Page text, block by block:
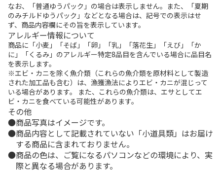
なお、「普通ゆうパック」の場合は表示しません。また、「夏期
のみチルドゆうパック」などとなる場合は、記号での表示はせ
ず、商品内容欄にその旨を表示しています。
アレルギー情報について
商品に「小麦」「そば」「卵」「乳」「落花生」「えび」「か
に」「くるみ」のアレルギー特定8品目を含んでいる場合に品目名
を表示します。
※エビ・カニを除く魚介類（これらの魚介類を原材料として製造
された加工品も含む）は、漁獲漁法によりエビ・カニが混じって
いる場合があります。 また、これらの魚介類は、エサとしてエ
ビ・カニを食べている可能性があります。
その他
商品写真はイメージです。
商品内容として記載されていない「小道具類」はお届け
する商品に含まれておりません。
商品の色は、ご覧になるパソコンなどの環境により、実
際と異なる場合があります。